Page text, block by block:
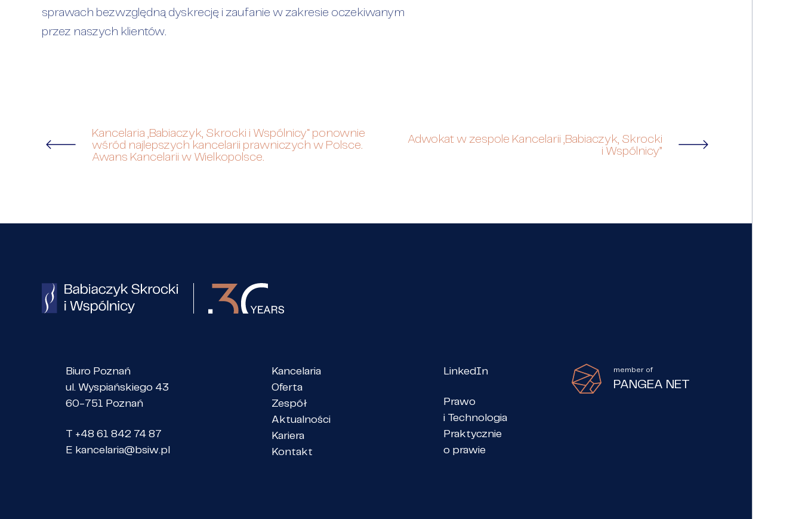
sprawach bezwzględną dyskrecję i zaufanie w zakresie oczekiwanym
przez naszych klientów.
Kancelaria „Babiaczyk, Skrocki i Wspólnicy“ ponownie
wśród najlepszych kancelarii prawniczych w Polsce.
Awans Kancelarii w Wielkopolsce.
Adwokat w zespole Kancelarii „Babiaczyk, Skrocki
i Wspólnicy”
Biuro Poznań
ul. Wyspiańskiego 43
60-751 Poznań
T +48 61 842 74 87
E kancelaria@bsiw.pl
Kancelaria
Oferta
Zespół
Aktualności
Kariera
Kontakt
LinkedIn
Prawo
i Technologia
Praktycznie
o prawie
member of
PANGEA NET